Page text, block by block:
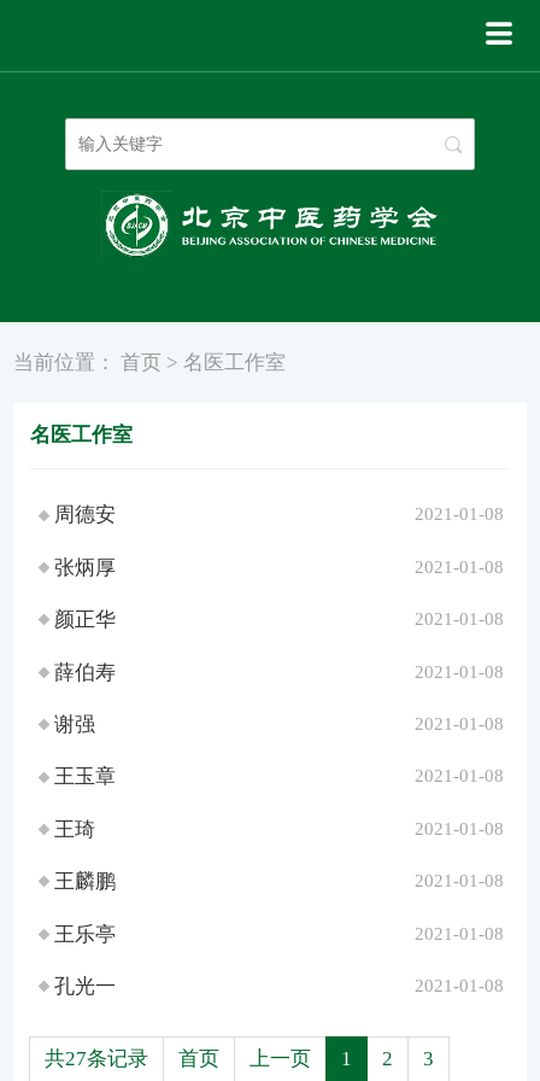
当前位置：首页 > 名医工作室
名医工作室
2021-01-08
周德安
2021-01-08
张炳厚
2021-01-08
颜正华
2021-01-08
薛伯寿
2021-01-08
谢强
2021-01-08
王玉章
2021-01-08
王琦
2021-01-08
王麟鹏
2021-01-08
王乐亭
2021-01-08
孔光一
共27条记录 首页 上一页 1 2 3